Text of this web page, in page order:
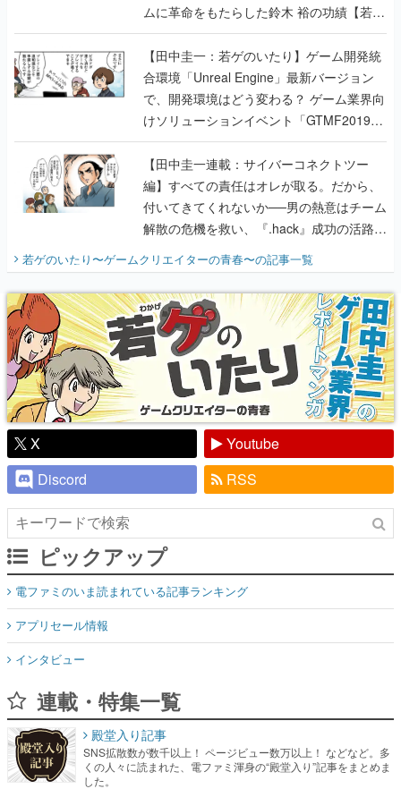
ムに革命をもたらした鈴木 裕の功績【若ゲ
のいたり】
【田中圭一：若ゲのいたり】ゲーム開発統
合環境「Unreal Engine」最新バージョン
で、開発環境はどう変わる？ ゲーム業界向
けソリューションイベント「GTMF2019」
に行って、より理解を深めよう【PR】
【田中圭一連載：サイバーコネクトツー
編】すべての責任はオレが取る。だから、
付いてきてくれないか──男の熱意はチーム
解散の危機を救い、『.hack』成功の活路を
『少年ジャンプ』色だった【若ゲのいた
り】
若ゲのいたり〜ゲームクリエイターの青春〜の記事一覧
X
Youtube
Discord
RSS
ピックアップ
電ファミのいま読まれている記事ランキング
アプリセール情報
インタビュー
連載・特集一覧
殿堂入り記事
SNS拡散数が数千以上！ ページビュー数万以上！ などなど。多
くの人々に読まれた、電ファミ渾身の“殿堂入り”記事をまとめま
した。